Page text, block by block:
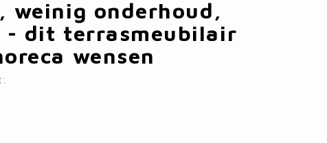
weinig onderhoud,
- dit terrasmeubilair
wensen
: